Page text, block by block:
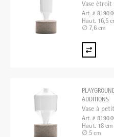
Vase étroit
Art. #
Haut. 16,5
∅ 7,6 cm
ADDITIONS
Vase à
Art. #
Haut. 18 cm
∅ 5 cm